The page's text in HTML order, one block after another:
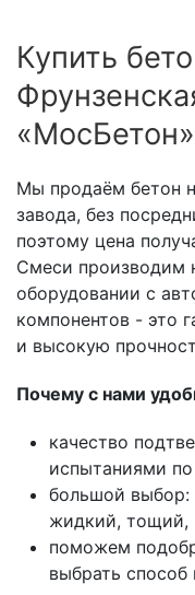
Купить
«МосБетон»
Мы продаём бетон
завода, без
поэтому цена
Смеси производим
оборудовании с
компонентов - это
и высокую
Почему с нами
качество
испытаниями
большой выбор:
жидкий, тощий,
поможем
выбрать способ